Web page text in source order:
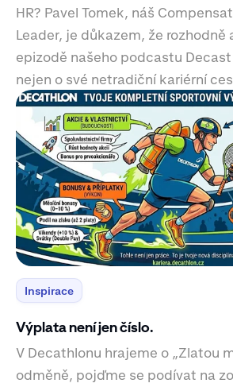
HR? Pavel Tomek, náš
Leader, je důkazem, že rozhodně
epizodě našeho podcastu
nejen o své netradiční kariérní
Inspirace
Výplata není jen číslo.
V Decathlonu hrajeme o „Zlatou
odměně, pojďme se podívat na